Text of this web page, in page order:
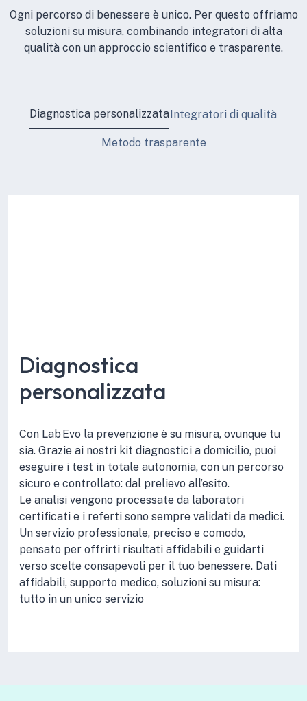
Ogni percorso di benessere è unico. Per questo offriamo
soluzioni su misura, combinando integratori di alta
qualità con un approccio scientifico e trasparente.
Diagnostica personalizzata Integratori di qualità
Metodo trasparente
Diagnostica
personalizzata
Con Lab Evo la prevenzione è su misura, ovunque tu
sia. Grazie ai nostri kit diagnostici a domicilio, puoi
eseguire i test in totale autonomia, con un percorso
sicuro e controllato: dal prelievo all’esito.
Le analisi vengono processate da laboratori
certificati e i referti sono sempre validati da medici.
Un servizio professionale, preciso e comodo,
pensato per offrirti risultati affidabili e guidarti
verso scelte consapevoli per il tuo benessere. Dati
affidabili, supporto medico, soluzioni su misura:
tutto in un unico servizio